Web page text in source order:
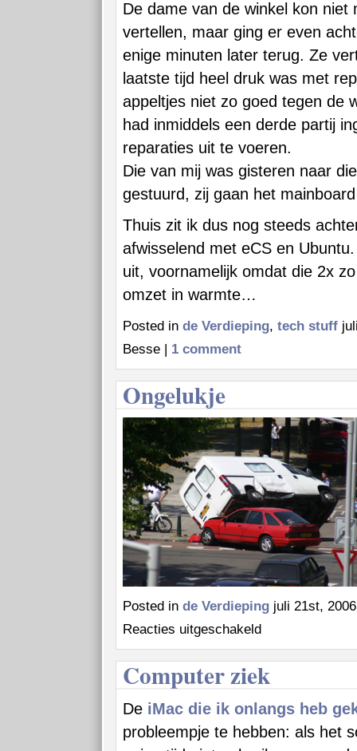
De dame van de winkel kon niet
vertellen, maar ging er even
enige minuten later terug. Ze
laatste tijd heel druk was met
appeltjes niet zo goed tegen de
had inmiddels een derde partij
reparaties uit te voeren.
Die van mij was gisteren naar
gestuurd, zij gaan het
Thuis zit ik dus nog steeds
afwisselend met eCS en
uit, voornamelijk omdat die 2x
omzet in warmte…
Posted in de Verdieping, tech stuff
Besse | 1 comment
Ongelukje
Posted in de Verdieping juli 21st,
Reacties uitgeschakeldvoor
Computer ziek
De iMac die ik onlangs heb
probleempje te hebben: als het